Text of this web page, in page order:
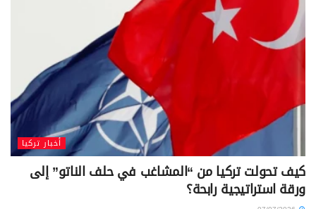
أخبار تركيا
كيف تحولت تركيا من “المشاغب في حلف الناتو” إلى
ورقة استراتيجية رابحة؟